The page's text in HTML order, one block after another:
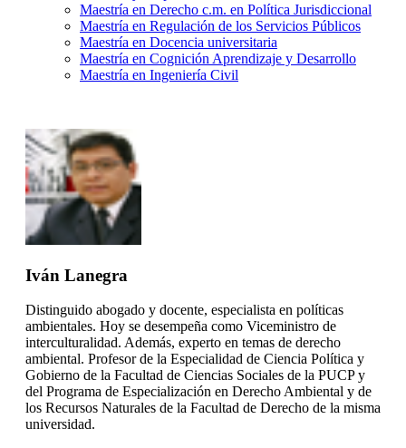
Maestría en Derecho c.m. en Política Jurisdiccional
Maestría en Regulación de los Servicios Públicos
Maestría en Docencia universitaria
Maestría en Cognición Aprendizaje y Desarrollo
Maestría en Ingeniería Civil
Iván Lanegra
Distinguido abogado y docente, especialista en políticas
ambientales. Hoy se desempeña como Viceministro de
interculturalidad. Además, experto en temas de derecho
ambiental. Profesor de la Especialidad de Ciencia Política y
Gobierno de la Facultad de Ciencias Sociales de la PUCP y
del Programa de Especialización en Derecho Ambiental y de
los Recursos Naturales de la Facultad de Derecho de la misma
universidad.